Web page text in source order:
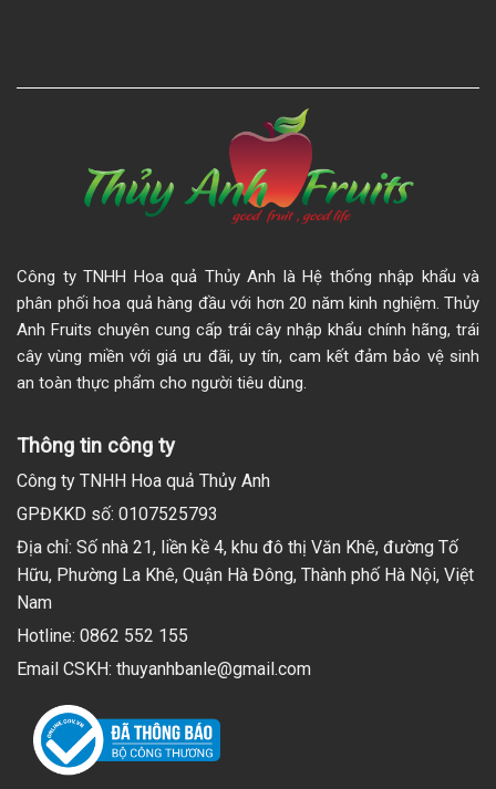
Công ty TNHH Hoa quả Thủy Anh là Hệ thống nhập khẩu và
phân phối hoa quả hàng đầu với hơn 20 năm kinh nghiệm. Thủy
Anh Fruits chuyên cung cấp trái cây nhập khẩu chính hãng, trái
cây vùng miền với giá ưu đãi, uy tín, cam kết đảm bảo vệ sinh
an toàn thực phẩm cho người tiêu dùng.
Thông tin công ty
Công ty TNHH Hoa quả Thủy Anh
GPĐKKD số: 0107525793
Địa chỉ: Số nhà 21, liền kề 4, khu đô thị Văn Khê, đường Tố
Hữu, Phường La Khê, Quận Hà Đông, Thành phố Hà Nội, Việt
Nam
Hotline: 0862 552 155
Email CSKH: thuyanhbanle@gmail.com